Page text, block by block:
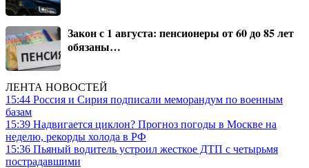
Закон с 1 августа: пенсионеры от 60 до 85 лет
обязаны…
ЛЕНТА НОВОСТЕЙ
15:44 Россия и Сирия подписали меморандум по военным
базам
15:39 Надвигается циклон? Прогноз погоды в Москве на
неделю, рекорды холода в РФ
15:36 Пьяный водитель устроил жесткое ДТП с четырьмя
пострадавшими